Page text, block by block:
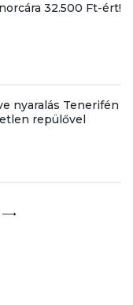
32.500 Ft-ért!
nyaralás Tenerifén
repülővel